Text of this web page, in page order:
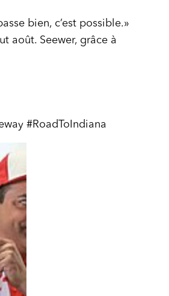
bien, c’est possible.»
août. Seewer, grâce à
#RoadToIndiana